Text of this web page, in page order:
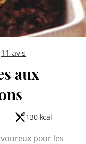
11 avis
aux
130 kcal
pour les